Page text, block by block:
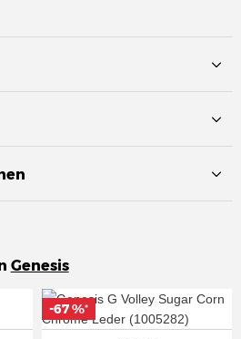
Genesis
-67 %*
-67 %*